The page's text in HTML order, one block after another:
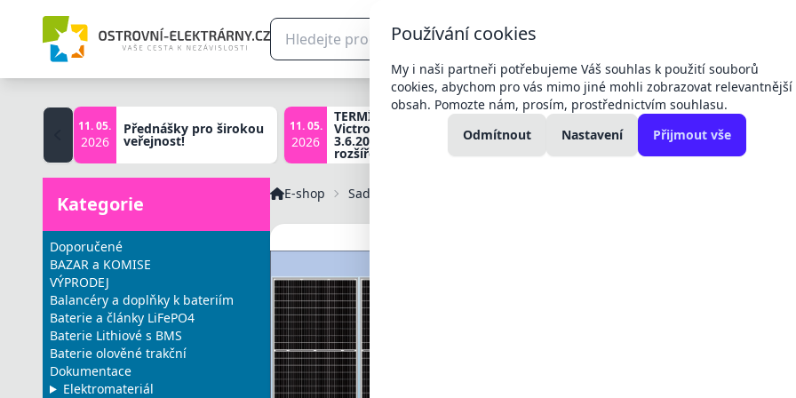
11. 05.
2026
Přednášky pro širokou
veřejnost!
11. 05.
2026
TERMÍNY školení:
Victron základní
3.6.2026, Victron
rozšířené 17.6.2026
2026
Změny cen produktů -
Victron, baterie
elektromateriál
27. 02.
2025
Kategorie
Doporučené
BAZAR a KOMISE
VÝPRODEJ
Balancéry a doplňky k bateriím
Baterie a články LiFePO4
Baterie Lithiové s BMS
Baterie olověné trakční
Dokumentace
Elektromateriál
E-shop Sady pro falcovaný plech Sada pro 4 stříbrné panely na falcovaný
Sada pro 4
Používání cookies
My i naši partneři potřebujeme Váš souhlas k použití souborů
cookies, abychom pro vás mimo jiné mohli zobrazovat relevantnější
obsah. Pomozte nám, prosím, prostřednictvím souhlasu.
Odmítnout
Nastavení Přijmout vše